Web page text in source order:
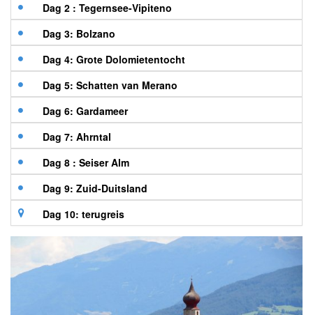
Dag 2 : Tegernsee-Vipiteno
Dag 3: Bolzano
Dag 4: Grote Dolomietentocht
Dag 5: Schatten van Merano
Dag 6: Gardameer
Dag 7: Ahrntal
Dag 8 : Seiser Alm
Dag 9: Zuid-Duitsland
Dag 10: terugreis